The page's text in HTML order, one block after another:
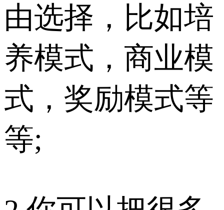
由选择，比如培
养模式，商业模
式，奖励模式等
等;